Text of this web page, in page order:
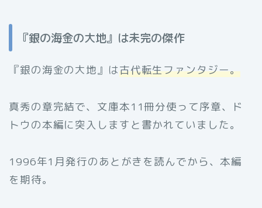
『銀の海金の大地』は未完の傑作
『銀の海金の大地』は古代転生ファンタジー。
真秀の章完結で、文庫本11冊分使って序章、ド
トウの本編に突入しますと書かれていました。
1996年1月発行のあとがきを読んでから、本編
を期待。